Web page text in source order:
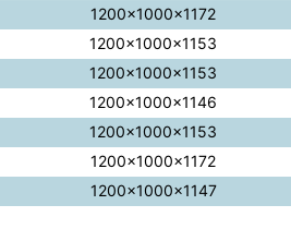
1200×1000×1172
1200×1000×1153
1200×1000×1153
1200×1000×1146
1200×1000×1153
1200×1000×1172
1200×1000×1147